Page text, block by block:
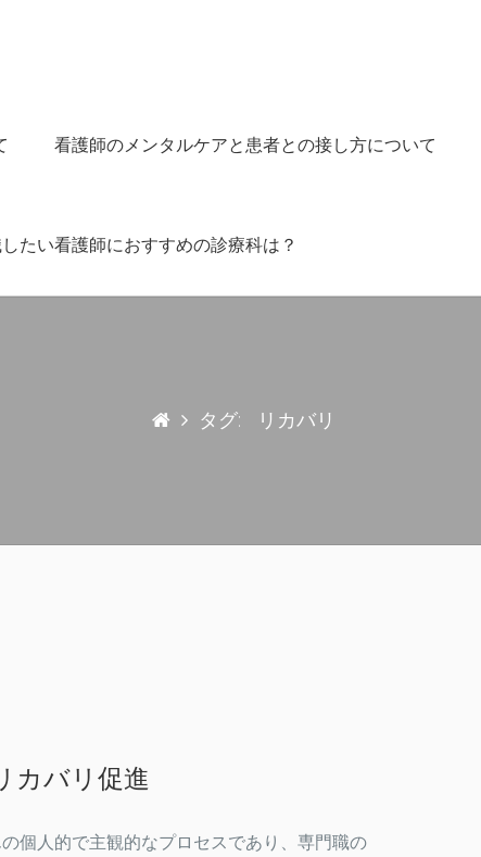
看護師のメンタルケアと患者との接し方について
たい看護師におすすめの診療科は？
タグ: リカバリ
カバリ促進
個人的で主観的なプロセスであり、専門職の